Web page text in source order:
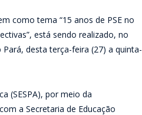
como tema “15 anos de PSE no
está sendo realizado, no
desta terça-feira (27) a quinta-
(SESPA), por meio da
a Secretaria de Educação